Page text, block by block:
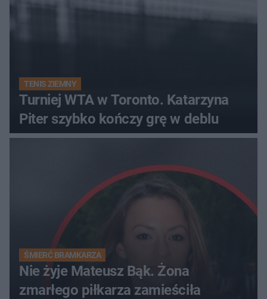
TENIS ZIEMNY
Turniej WTA w Toronto. Katarzyna
Piter szybko kończy grę w deblu
ŚMIERĆ BRAMKARZA
Nie żyje Mateusz Bąk. Żona
zmarłego piłkarza zamieściła